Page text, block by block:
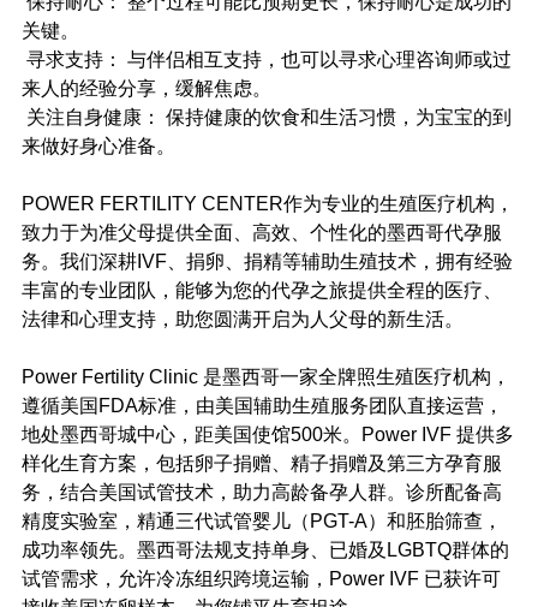
关键。
寻求支持： 与伴侣相互支持，也可以寻求心理咨询师或过
来人的经验分享，缓解焦虑。
关注自身健康： 保持健康的饮食和生活习惯，为宝宝的到
来做好身心准备。
POWER FERTILITY CENTER作为专业的生殖医疗机构，
致力于为准父母提供全面、高效、个性化的墨西哥代孕服
务。我们深耕IVF、捐卵、捐精等辅助生殖技术，拥有经验
丰富的专业团队，能够为您的代孕之旅提供全程的医疗、
法律和心理支持，助您圆满开启为人父母的新生活。
Power Fertility Clinic 是墨西哥一家全牌照生殖医疗机构，
遵循美国FDA标准，由美国辅助生殖服务团队直接运营，
地处墨西哥城中心，距美国使馆500米。Power IVF 提供多
样化生育方案，包括卵子捐赠、精子捐赠及第三方孕育服
务，结合美国试管技术，助力高龄备孕人群。诊所配备高
精度实验室，精通三代试管婴儿（PGT-A）和胚胎筛查，
成功率领先。墨西哥法规支持单身、已婚及LGBTQ群体的
试管需求，允许冷冻组织跨境运输，Power IVF 已获许可